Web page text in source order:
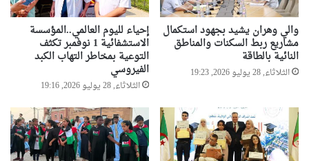
والي وهران يشيد بجهود استكمال
مشاريع ربط السكنات والمناطق
النائية بالطاقة
الثلاثاء, 28 يوليو 2026, 19:23
إحياء لليوم العالمي..المؤسسة
الاستشفائية 1 نوفمبر تكثف
التوعية بمخاطر التهاب الكبد
الفيروسي
الثلاثاء, 28 يوليو 2026, 19:16